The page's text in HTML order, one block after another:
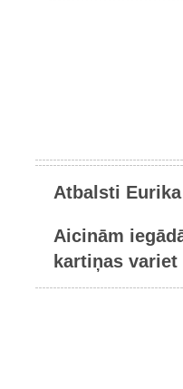
Atbalsti
Aicinām
kartiņas variet